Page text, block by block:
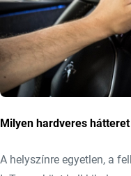
Milyen hardveres
A helyszínre egyetlen, a